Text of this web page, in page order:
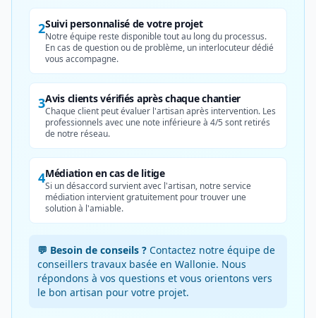
2Suivi personnalisé de votre projet
Notre équipe reste disponible tout au long du processus.
En cas de question ou de problème, un interlocuteur dédié
vous accompagne.
3Avis clients vérifiés après chaque chantier
Chaque client peut évaluer l'artisan après intervention. Les
professionnels avec une note inférieure à 4/5 sont retirés
de notre réseau.
4Médiation en cas de litige
Si un désaccord survient avec l'artisan, notre service
médiation intervient gratuitement pour trouver une
solution à l'amiable.
💬 Besoin de conseils ? Contactez notre équipe de
conseillers travaux basée en Wallonie. Nous
répondons à vos questions et vous orientons vers
le bon artisan pour votre projet.